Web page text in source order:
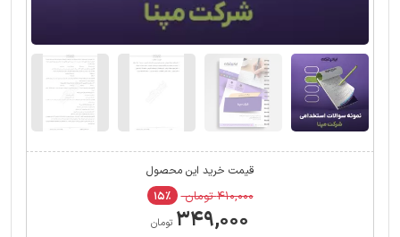
قیمت خرید این محصول
۴۱۰,۰۰۰ تومان ۱۵٪
۳۴۹,۰۰۰ تومان